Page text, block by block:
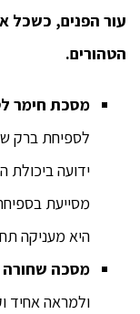
עור הפנים, כשכל
הטהורים.
מסכת חימר
לספיחת ברק
ידועה ביכולת
מסייעת
היא מעניקה
מסכה שחורה
ולמראה אחיד